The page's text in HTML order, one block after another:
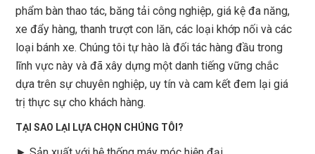
phẩm bàn thao tác, băng tải công nghiệp, giá kệ đa năng,
xe đẩy hàng, thanh trượt con lăn, các loại khớp nối và các
loại bánh xe. Chúng tôi tự hào là đối tác hàng đầu trong
lĩnh vực này và đã xây dựng một danh tiếng vững chắc
dựa trên sự chuyên nghiệp, uy tín và cam kết đem lại giá
trị thực sự cho khách hàng.
TẠI SAO LẠI LỰA CHỌN CHÚNG TÔI?